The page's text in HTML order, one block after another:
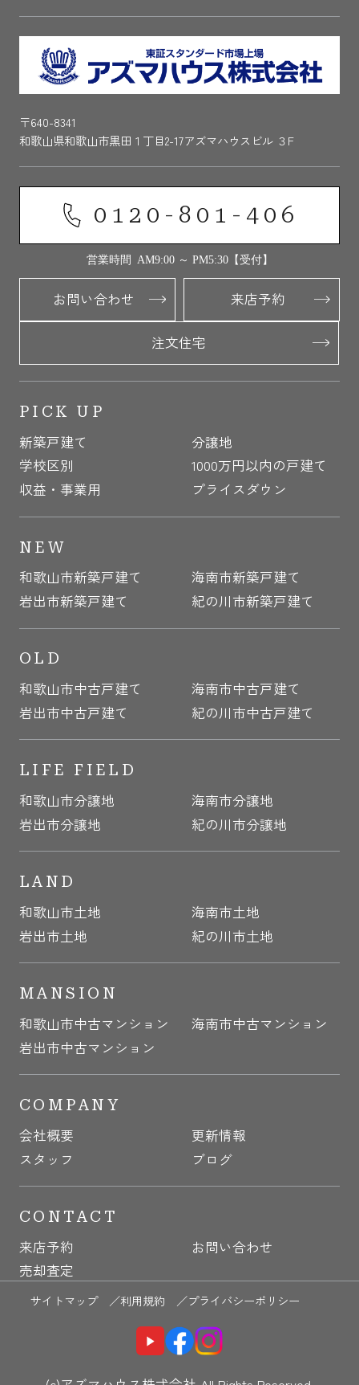
〒640-8341
和歌山県和歌山市黒田１丁目2-17アズマハウスビル ３F
0120-801-406
営業時間 AM9:00 ～ PM5:30【受付】
お問い合わせ 来店予約
注文住宅
PICK UP
新築戸建て
分譲地
学校区別
1000万円以内の戸建て
収益・事業用
プライスダウン
NEW
和歌山市新築戸建て
海南市新築戸建て
岩出市新築戸建て
紀の川市新築戸建て
OLD
和歌山市中古戸建て
海南市中古戸建て
岩出市中古戸建て
紀の川市中古戸建て
LIFE FIELD
和歌山市分譲地
海南市分譲地
岩出市分譲地
紀の川市分譲地
LAND
和歌山市土地
海南市土地
岩出市土地
紀の川市土地
MANSION
和歌山市中古マンション
海南市中古マンション
岩出市中古マンション
COMPANY
会社概要
更新情報
スタッフ
ブログ
CONTACT
来店予約
お問い合わせ
売却査定
サイトマップ ／利用規約 ／プライバシーポリシー